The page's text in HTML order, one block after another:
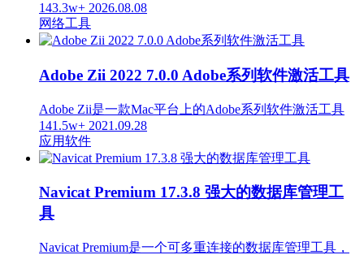
143.3w+ 2026.08.08
网络工具
Adobe Zii 2022 7.0.0 Adobe系列软件激活工具
Adobe Zii是一款Mac平台上的Adobe系列软件激活工具
141.5w+ 2021.09.28
应用软件
Navicat Premium 17.3.8 强大的数据库管理工
具
Navicat Premium是一个可多重连接的数据库管理工具，